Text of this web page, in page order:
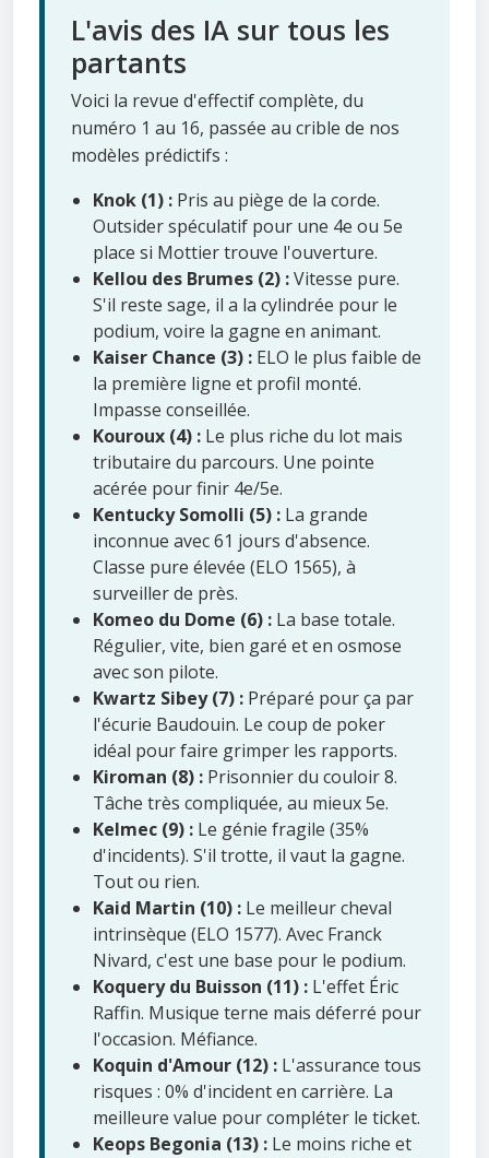
L'avis des IA sur tous les
partants
Voici la revue d'effectif complète, du
numéro 1 au 16, passée au crible de nos
modèles prédictifs :
Knok (1) : Pris au piège de la corde.
Outsider spéculatif pour une 4e ou 5e
place si Mottier trouve l'ouverture.
Kellou des Brumes (2) :Vitesse pure.
S'il reste sage, il a la cylindrée pour le
podium, voire la gagne en animant.
Kaiser Chance (3) : ELO le plus faible de
la première ligne et profil monté.
Impasse conseillée.
Kouroux (4) : Le plus riche du lot mais
tributaire du parcours. Une pointe
acérée pour finir 4e/5e.
Kentucky Somolli (5) : La grande
inconnue avec 61 jours d'absence.
Classe pure élevée (ELO 1565), à
surveiller de près.
Komeo du Dome (6) : La base totale.
Régulier, vite, bien garé et en osmose
avec son pilote.
Kwartz Sibey (7) : Préparé pour ça par
l'écurie Baudouin. Le coup de poker
idéal pour faire grimper les rapports.
Kiroman (8) : Prisonnier du couloir 8.
Tâche très compliquée, au mieux 5e.
Kelmec (9) : Le génie fragile (35%
d'incidents). S'il trotte, il vaut la gagne.
Tout ou rien.
Kaid Martin (10) : Le meilleur cheval
intrinsèque (ELO 1577). Avec Franck
Nivard, c'est une base pour le podium.
Koquery du Buisson (11) : L'effet Éric
Raffin. Musique terne mais déferré pour
l'occasion. Méfiance.
Koquin d'Amour (12) : L'assurance tous
risques : 0% d'incident en carrière. La
meilleure value pour compléter le ticket.
Keops Begonia (13) : Le moins riche et